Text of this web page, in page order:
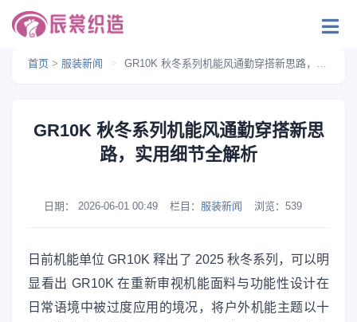
首页 > 服装新闻 > GR10K 秋冬系列机能风通勤穿搭新思路，实用细节全解析
GR10K 秋冬系列机能风通勤穿搭新思
路，实用细节全解析
日期： 2026-06-01 00:49 栏目： 服装新闻 浏览： 539
日前机能单位 GR10K 释出了 2025 秋冬系列，可以明
显看出 GR10K 在重新审视机能面料与功能性设计在
日常语境中被过度应用的境况，将户外机能主题以十